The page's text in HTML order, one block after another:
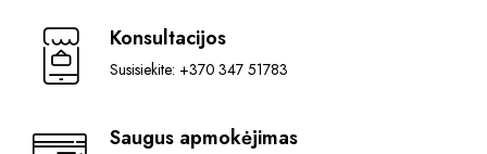
Konsultacijos
Susisiekite: +370 347 51783
Saugus apmokėjimas